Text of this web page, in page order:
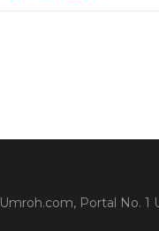
Umroh.com, Portal No. 1